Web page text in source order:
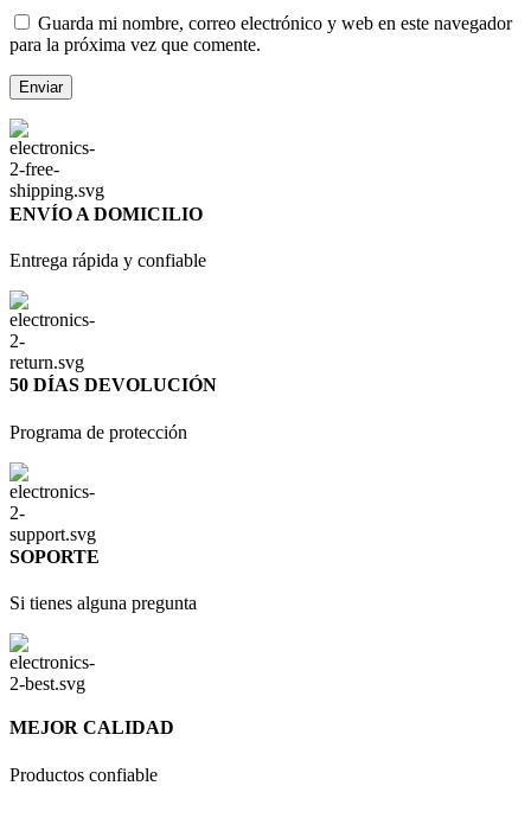
Guarda mi nombre, correo electrónico y web en este navegador
para la próxima vez que comente.
ENVÍO A DOMICILIO
Entrega rápida y confiable
50 DÍAS DEVOLUCIÓN
Programa de protección
SOPORTE
Si tienes alguna pregunta
MEJOR CALIDAD
Productos confiable